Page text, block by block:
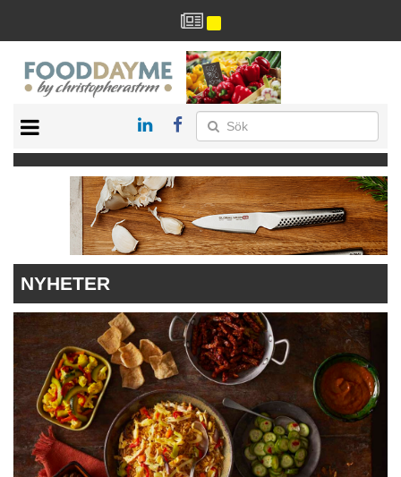
RECEPT
RESTAURANG
NYHETER